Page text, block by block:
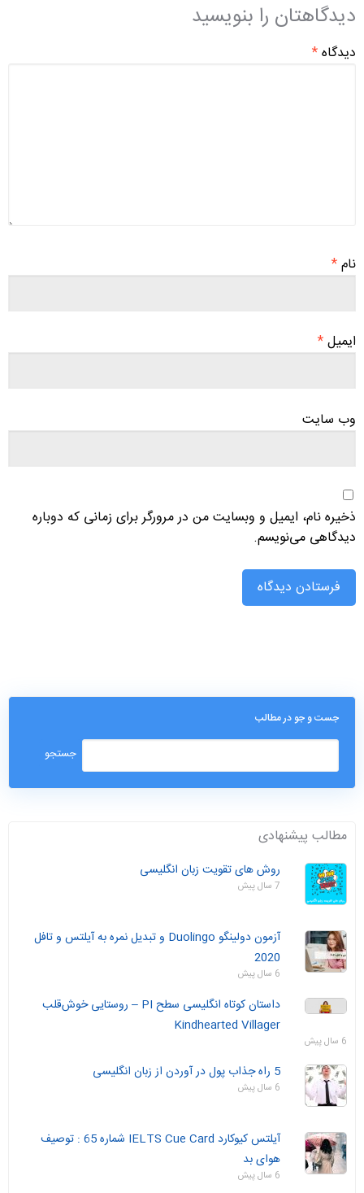
دیدگاهتان را بنویسید
دیدگاه*
نام*
ایمیل*
وب‌ سایت
ذخیره نام، ایمیل و وبسایت من در مرورگر برای زمانی که دوباره
دیدگاهی می‌نویسم.
جست و جو در مطالب
مطالب پیشنهادی
روش های تقویت زبان انگلیسی
7 سال پیش
آزمون دولینگو Duolingo و تبدیل نمره به آیلتس و تافل
2020
6 سال پیش
داستان‌ کوتاه انگلیسی سطح PI – روستایی خوش‌قلب
Kindhearted Villager
6 سال پیش
5 راه جذاب پول در آوردن از زبان انگلیسی
6 سال پیش
آیلتس کیوکارد IELTS Cue Card شماره 65 : توصیف
هوای بد
6 سال پیش